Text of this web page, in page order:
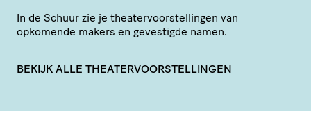
In de Schuur zie je thea­ter­voor­stel­lingen van
opkomende makers en gevestigde namen.
BEKIJK ALLE THEATERVOORSTELLINGEN